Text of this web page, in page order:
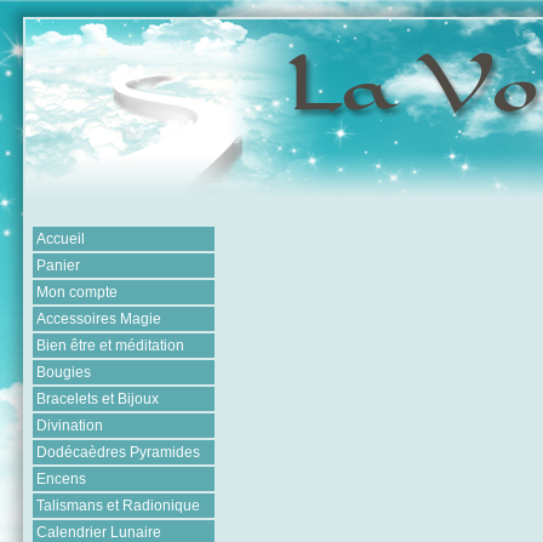
Accueil
Panier
Mon compte
Accessoires Magie
Bien être et méditation
Bougies
Bracelets et Bijoux
Divination
Dodécaèdres Pyramides
Encens
Talismans et Radionique
Calendrier Lunaire